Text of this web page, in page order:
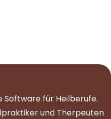
Software für Heilberufe.
und Therpeuten